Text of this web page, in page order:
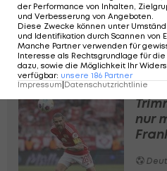
27, 2024
nur
der Performance von Inhalten,
und Verbesserung von Angeboten
Diese Zwecke können unter
und Identifikation durch Scannen von
Manche Partner verwenden für
Interesse als Rechtsgrundlage für
dazu, sowie die Möglichkeit Ihr
verfügbar: unsere 186 Partner
Impressum|Datenschutzrichtlinie